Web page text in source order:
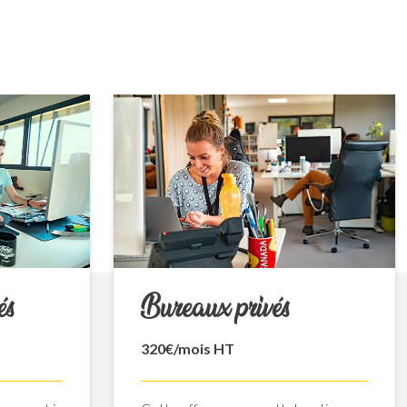
Bureaux privés
320€/mois HT